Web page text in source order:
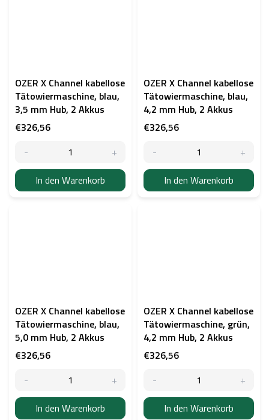
OZER X Channel kabellose
Tätowiermaschine, blau,
3,5 mm Hub, 2 Akkus
€326,56
In den Warenkorb
OZER X Channel kabellose
Tätowiermaschine, blau,
4,2 mm Hub, 2 Akkus
€326,56
In den Warenkorb
OZER X Channel kabellose
Tätowiermaschine, blau,
5,0 mm Hub, 2 Akkus
€326,56
In den Warenkorb
OZER X Channel kabellose
Tätowiermaschine, grün,
4,2 mm Hub, 2 Akkus
€326,56
In den Warenkorb